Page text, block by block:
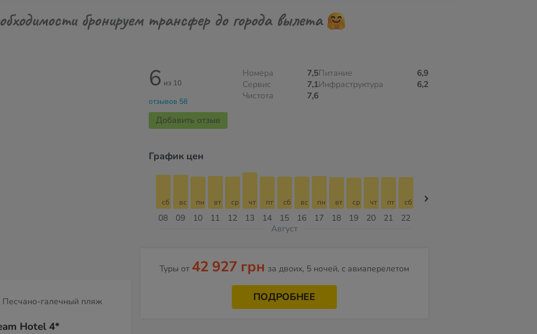
бронируем трансфер до города вылета
Песчано-галечный пляж
Hotel 4*
6 из 10
отзывов 58
Добавить отзыв
Номера
7,5
Сервис
7,1
Чистота
7,6
Питание
6,9
Инфраструктура
6,2
График цен
08
сб
09
вс
10
пн
11
вт
12
ср
13
чт
14
пт
15
сб
16
вс
17
пн
18
вт
19
ср
20
чт
21
пт
22
сб
Август
Туры от 42 927 грн за двоих, 5 ночей, c авиаперелетом
ПОДРОБНЕЕ